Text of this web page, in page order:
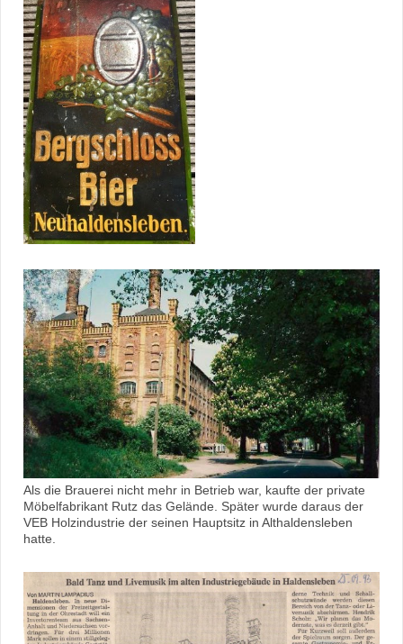
Als die Brauerei nicht mehr in Betrieb war, kaufte der private
Möbelfabrikant Rutz das Gelände. Später wurde daraus der
VEB Holzindustrie der seinen Hauptsitz in Althaldensleben
hatte.